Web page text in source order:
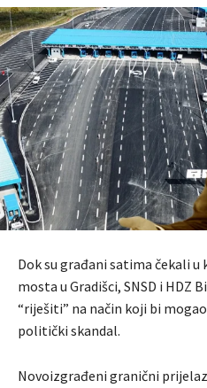
Dok su građani satima čekali
mosta u Gradišci, SNSD i HDZ
“riješiti” na način koji bi
politički skandal.
Novoizgrađeni granični